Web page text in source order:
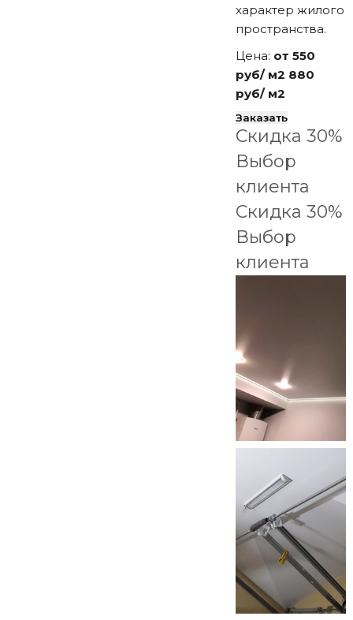
характер жилого
пространства.
Цена: от 550
руб/ м2 880
руб/ м2
Заказать
Скидка 30%
Выбор
клиента
Скидка 30%
Выбор
клиента